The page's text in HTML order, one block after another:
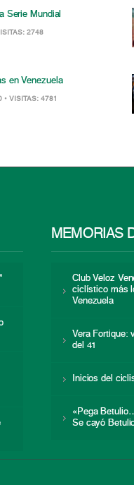
Serie Mundial
2748
en Venezuela
• VISITAS: 4781
MEMORIAS
Club Veloz
ciclístico más
Venezuela
Vera Fortique:
del 41
Inicios del
«Pega
Se cayó